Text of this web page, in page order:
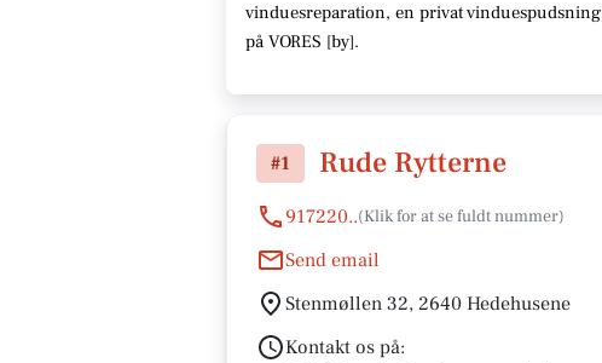
vinduesreparation, en privat
på VORES [by].
#1 Rude Rytterne
917220..
Send email
Stenmøllen 32, 2640 Hedehusene
Kontakt os på: